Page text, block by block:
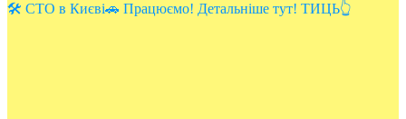
🛠️ СТО в Києві🚗 Працюємо! Детальніше тут! ТИЦЬ👆